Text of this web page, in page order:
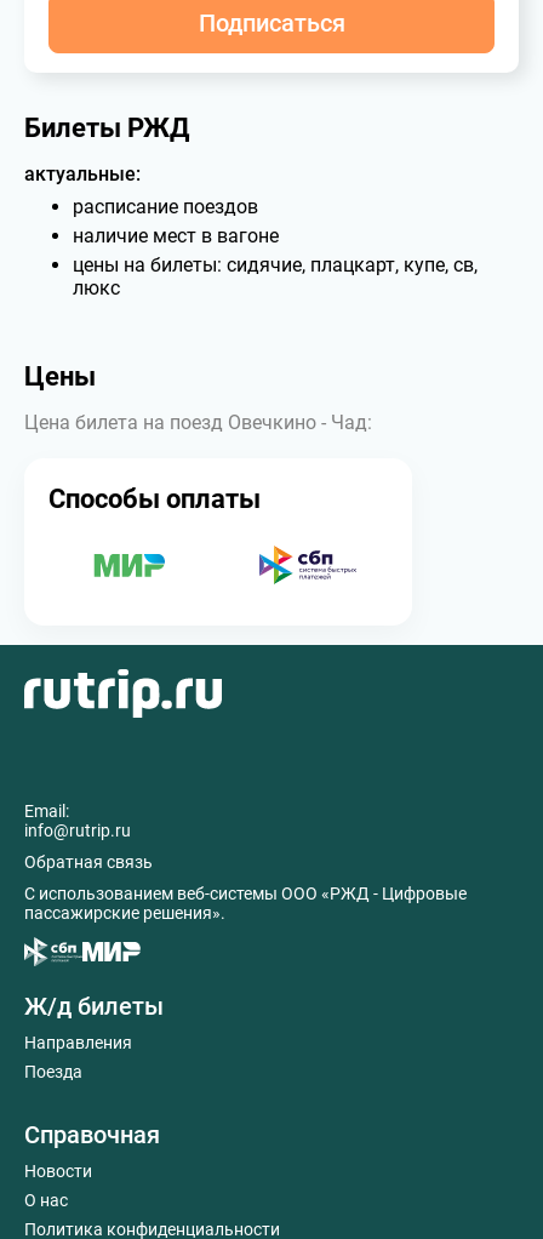
Подписаться
Билеты РЖД
актуальные:
расписание поездов
наличие мест в вагоне
цены на билеты: сидячие, плацкарт, купе, св,
люкс
Цены
Цена билета на поезд Овечкино - Чад:
Способы оплаты
Email:
info@rutrip.ru
Обратная связь
C использованием веб-системы ООО «РЖД - Цифровые
пассажирские решения».
Ж/д билеты
Направления
Поезда
Справочная
Новости
О нас
Политика конфиденциальности